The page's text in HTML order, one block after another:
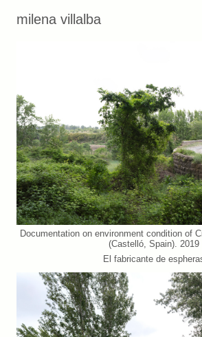
milena villalba
Documentation on environment condition of
(Castelló, Spain). 2019
El fabricante de